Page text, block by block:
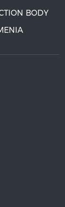
BODY